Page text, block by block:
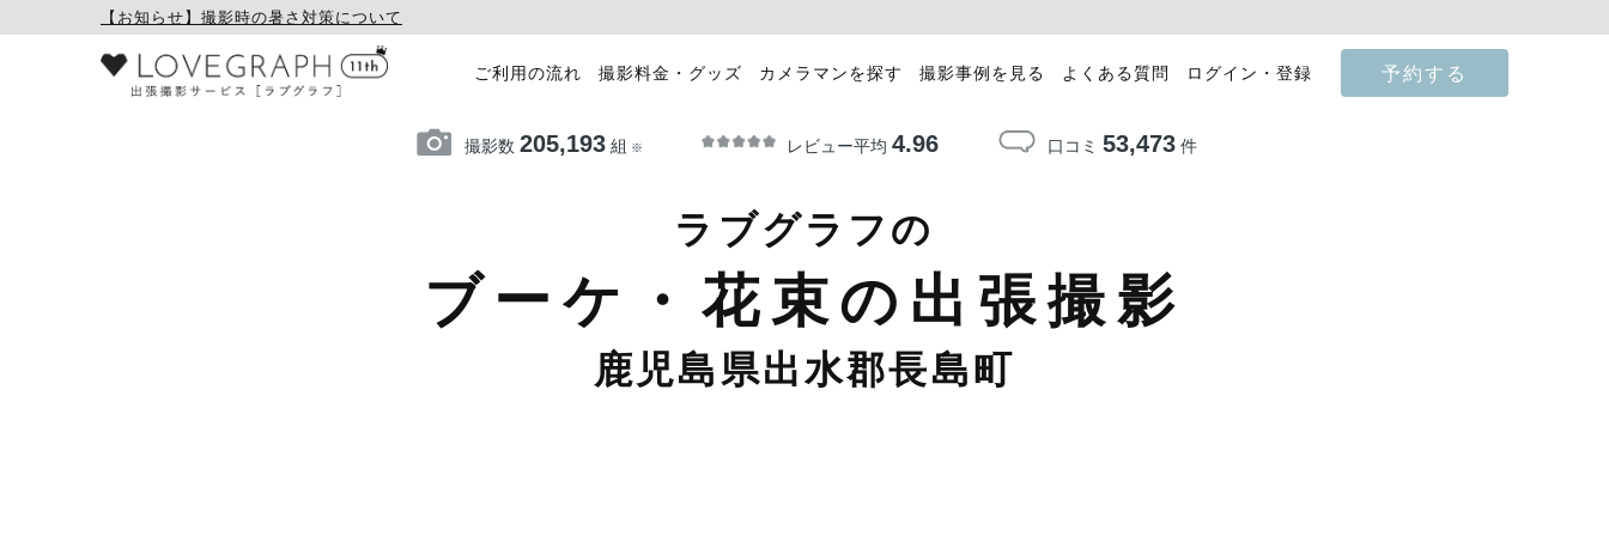
【お知らせ】撮影時の暑さ対策について
ご利用の流れ 撮影料金・グッズ カメラマンを探す 撮影事例を見る よくある質問 ログイン・登録 予約する
撮影数 205,193組 ※ レビュー平均 4.96 口コミ 53,473件
ラブグラフの
ブーケ・花束の出張撮影
鹿児島県出水郡長島町